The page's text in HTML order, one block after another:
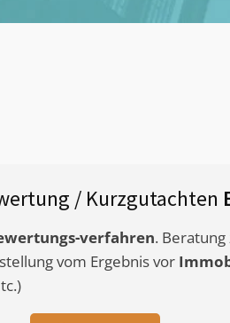
/ Kurzgutachten
verfahren. Beratung
vom Ergebnis vor